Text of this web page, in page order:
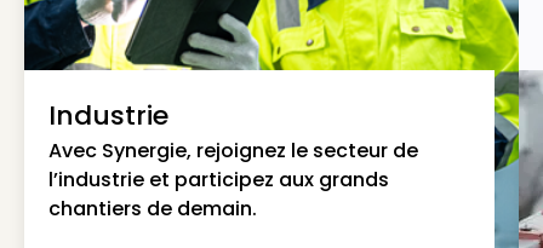
Industrie
Avec Synergie, rejoignez le secteur de
l’industrie et participez aux grands
chantiers de demain.